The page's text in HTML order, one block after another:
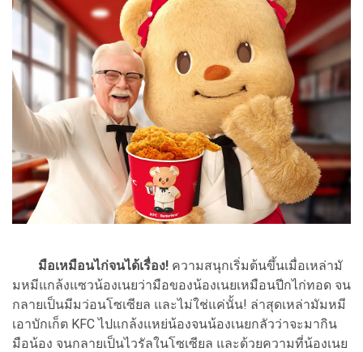
มือเหมือนไก่จนได้เรื่อง! ความสนุกเริ่มต้นขึ้นเมื่อเหล่ามั
มหมีแกล้งแซวน้องเนยว่ามือของน้องเนยเหมือนปีกไก่ทอด จน
กลายเป็นมีมว่อนโซเซียล และไม่ใช่แค่นั้น! ล่าสุดเหล่ามัมหมี
เอาบักเก็ต KFC ไปแกล้งแหย่น้องจนน้องเนยกลัวว่าจะมากิน
มือน้อง จนกลายเป็นไวรัลในโซเซียล และด้วยความที่น้องเนย